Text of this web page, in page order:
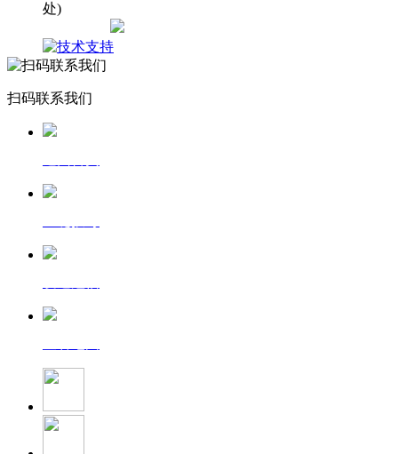
处)
扫码联系我们